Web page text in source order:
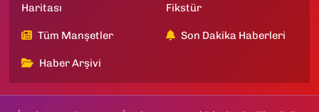
Haritası
Fikstür
Tüm Manşetler Son Dakika Haberleri
Haber Arşivi